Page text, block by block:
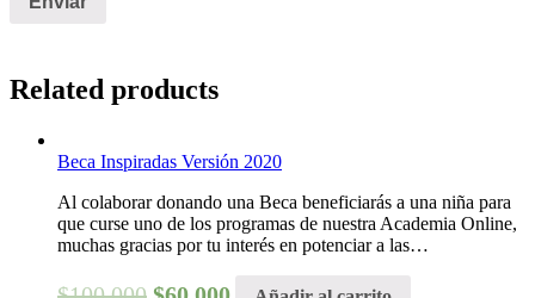
Related products
Beca Inspiradas Versión 2020
Al colaborar donando una Beca beneficiarás a una niña para
que curse uno de los programas de nuestra Academia Online,
muchas gracias por tu interés en potenciar a las…